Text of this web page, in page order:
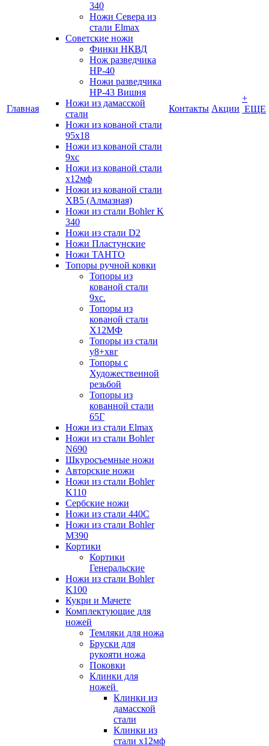
Главная
340
Ножи Севера из
стали Elmax
Советские ножи
Финки НКВД
Нож разведчика
НР-40
Ножи разведчика
НР-43 Вишня
Ножи из дамасской
стали
Ножи из кованой стали
95х18
Ножи из кованой стали
9хс
Ножи из кованой стали
х12мф
Ножи из кованой стали
ХВ5 (Алмазная)
Ножи из стали Bohler K
340
Ножи из стали D2
Ножи Пластунские
Ножи ТАНТО
Топоры ручной ковки
Топоры из
кованой стали
9хс.
Топоры из
кованой стали
Х12МФ
Топоры из стали
у8+хвг
Топоры с
Художественной
резьбой
Топоры из
кованной стали
65Г
Ножи из стали Elmax
Ножи из стали Bohler
N690
Шкуросъемные ножи
Авторские ножи
Ножи из стали Bohler
K110
Сербские ножи
Ножи из стали 440С
Ножи из стали Bohler
M390
Кортики
Кортики
Генеральские
Ножи из стали Bohler
K100
Кукри и Мачете
Комплектующие для
ножей
Темляки для ножа
Бруски для
рукояти ножа
Поковки
Клинки для
ножей
Клинки из
дамасской
стали
Клинки из
стали х12мф
Контакты Акции
+
ЕЩЕ